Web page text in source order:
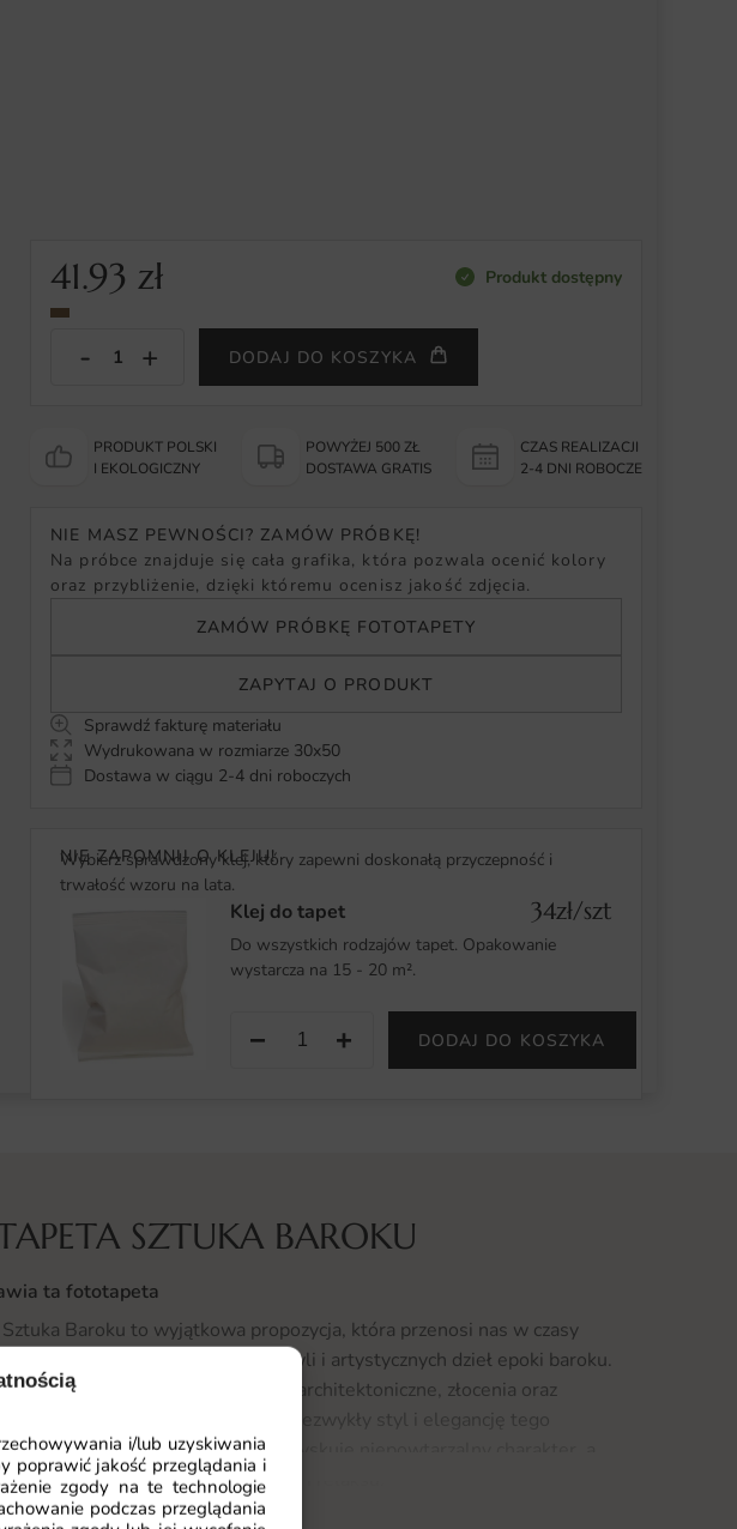
i/lub uzyskiwania
poprawić jakość przeglądania i
zgody na te technologie
podczas przeglądania
41.93zł Produkt dostępny
DODAJ DO KOSZYKA
PRODUKT POLSKI
I EKOLOGICZNY
POWYŻEJ 500 ZŁ
DOSTAWA GRATIS
CZAS REALIZACJI
2-4 DNI ROBOCZE
NIE MASZ PEWNOŚCI? ZAMÓW PRÓBKĘ!
Na próbce znajduje się cała grafika, która pozwala ocenić kolory
oraz przybliżenie, dzięki któremu ocenisz jakość zdjęcia.
ZAMÓW PRÓBKĘ FOTOTAPETY
ZAPYTAJ O PRODUKT
Sprawdź fakturę materiału
Wydrukowana w rozmiarze 30x50
Dostawa w ciągu 2-4 dni roboczych
NIE ZAPOMNIJ O KLEJU!
Wybierz sprawdzony klej, który zapewni doskonałą przyczepność i
trwałość wzoru na lata.
Klej do tapet 34zł/szt
Do wszystkich rodzajów tapet. Opakowanie
wystarcza na 15 - 20 m².
− + DODAJ DO KOSZYKA
SZTUKA BAROKU
ta fototapeta
Baroku to wyjątkowa propozycja, która przenosi nas w czasy
pałaców, monumentalnych budowli i artystycznych dzieł epoki baroku.
bogato zdobione elementy architektoniczne, złocenia oraz
krajobrazy, które odzwierciedlają niezwykły styl i elegancję tego
tej fototapecie, każdy wnętrze zyskuje niepowtarzalny charakter, a
miejscem inspirującym do pracy i relaksu.